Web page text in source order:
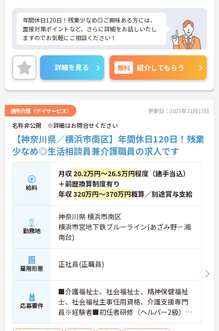
年間休日120日！残業少なめ◎ご興味ある方には、
面接対策ポイントなど、さらに詳細をお話しいたし
ますのでお気軽にご相談ください！
詳細を見る 無料 紹介してもらう
通所介護（デイサービス） 更新日：2025年11月17日
名称非公開 ※詳細はお問合せください
【神奈川県／横浜市南区】年間休日120日！残業
少なめ◎生活相談員兼介護職員の求人です
給料
月収 20.2万円～26.5万円程度（諸手当込）
＋前歴換算制度有り
年収320万円～370万円概算／別途賞与支給
勤務地
神奈川県 横浜市南区
横浜市営地下鉄ブルーライン(あざみ野－湘
南台)
雇用形態 正社員(正職員)
応募要件
■介護福祉士、社会福祉士、精神保健福祉
士、社会福祉主事任用資格、介護支援専門
員※経験者■初任者研修（ヘルパー2級）お
よび実務者研修（ヘルパー1級）※介護保険